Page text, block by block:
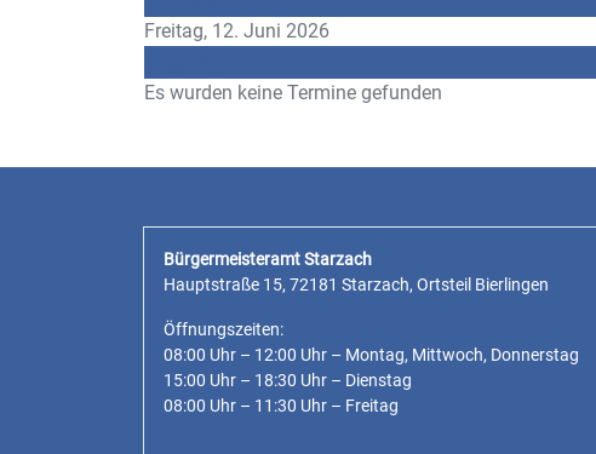
Freitag, 12. Juni 2026
Es wurden keine Termine gefunden
Bürgermeisteramt Starzach
Hauptstraße 15, 72181 Starzach, Ortsteil Bierlingen
Öffnungszeiten:
08:00 Uhr – 12:00 Uhr – Montag, Mittwoch, Donnerstag
15:00 Uhr – 18:30 Uhr – Dienstag
08:00 Uhr – 11:30 Uhr – Freitag